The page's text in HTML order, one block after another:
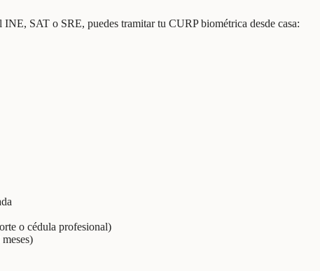
INE, SAT o SRE, puedes tramitar tu CURP biométrica desde casa:
o cédula profesional)